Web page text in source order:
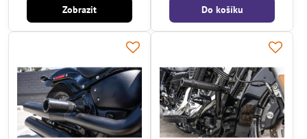
Zobrazit Do košíku